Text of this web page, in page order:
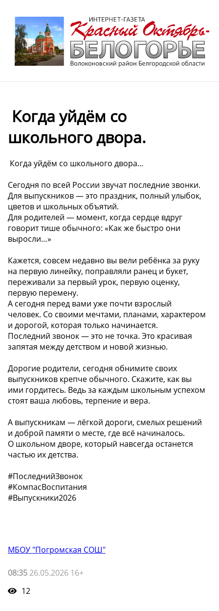
️ Когда уйдём со
школьного двора.
️ Когда уйдём со школьного двора...
Сегодня по всей России звучат последние звонки.
Для выпускников — это праздник, полный улыбок,
цветов и школьных объятий.
Для родителей — момент, когда сердце вдруг
говорит тише обычного: «Как же быстро они
выросли…»
Кажется, совсем недавно вы вели ребёнка за руку
на первую линейку, поправляли ранец и букет,
переживали за первый урок, первую оценку,
первую перемену.
А сегодня перед вами уже почти взрослый
человек. Со своими мечтами, планами, характером
и дорогой, которая только начинается.
Последний звонок — это не точка. Это красивая
запятая между детством и новой жизнью.
Дорогие родители, сегодня обнимите своих
выпускников крепче обычного. Скажите, как вы
ими гордитесь. Ведь за каждым школьным успехом
стоят ваша любовь, терпение и вера.
А выпускникам — лёгкой дороги, смелых решений
и доброй памяти о месте, где всё начиналось.
О школьном дворе, который навсегда останется
частью их детства. ️
#ПоследнийЗвонок
#КомпасВоспитания
#Выпускники2026
МБОУ "Погромская СОШ"
08:35 26.05.2026 16+
12